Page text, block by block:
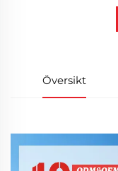
Översikt